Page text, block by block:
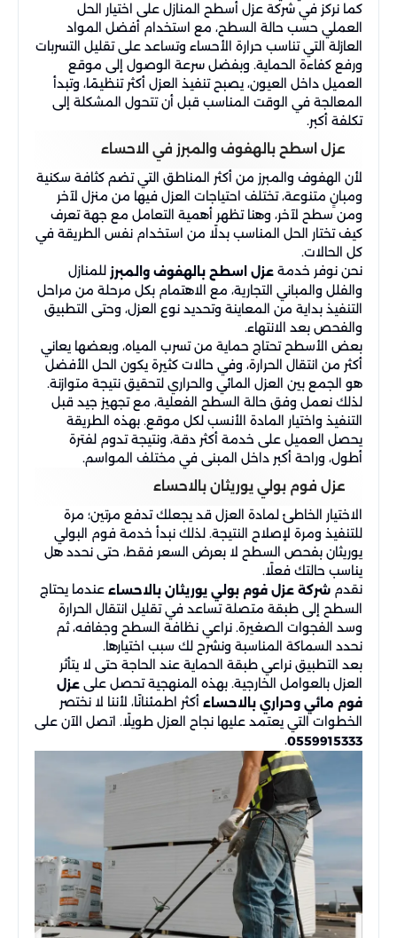
كما نركز في شركة عزل أسطح المنازل على اختيار الحل
العملي حسب حالة السطح، مع استخدام أفضل المواد
العازلة التي تناسب حرارة الأحساء وتساعد على تقليل التسربات
ورفع كفاءة الحماية. وبفضل سرعة الوصول إلى موقع
العميل داخل العيون، يصبح تنفيذ العزل أكثر تنظيمًا، وتبدأ
المعالجة في الوقت المناسب قبل أن تتحول المشكلة إلى
تكلفة أكبر.
عزل اسطح بالهفوف والمبرز في الاحساء
لأن الهفوف والمبرز من أكثر المناطق التي تضم كثافة سكنية
ومبانٍ متنوعة، تختلف احتياجات العزل فيها من منزل لآخر
ومن سطح لآخر، وهنا تظهر أهمية التعامل مع جهة تعرف
كيف تختار الحل المناسب بدلًا من استخدام نفس الطريقة في
كل الحالات.
نحن نوفر خدمة عزل اسطح بالهفوف والمبرز للمنازل
والفلل والمباني التجارية، مع الاهتمام بكل مرحلة من مراحل
التنفيذ بداية من المعاينة وتحديد نوع العزل، وحتى التطبيق
والفحص بعد الانتهاء.
بعض الأسطح تحتاج حماية من تسرب المياه، وبعضها يعاني
أكثر من انتقال الحرارة، وفي حالات كثيرة يكون الحل الأفضل
هو الجمع بين العزل المائي والحراري لتحقيق نتيجة متوازنة.
لذلك نعمل وفق حالة السطح الفعلية، مع تجهيز جيد قبل
التنفيذ واختيار المادة الأنسب لكل موقع. بهذه الطريقة
يحصل العميل على خدمة أكثر دقة، ونتيجة تدوم لفترة
أطول، وراحة أكبر داخل المبنى في مختلف المواسم.
عزل فوم بولي يوريثان بالاحساء
الاختيار الخاطئ لمادة العزل قد يجعلك تدفع مرتين؛ مرة
للتنفيذ ومرة لإصلاح النتيجة. لذلك نبدأ خدمة فوم البولي
يوريثان بفحص السطح لا بعرض السعر فقط، حتى نحدد هل
يناسب حالتك فعلًا.
نقدم شركة عزل فوم بولي يوريثان بالاحساء عندما يحتاج
السطح إلى طبقة متصلة تساعد في تقليل انتقال الحرارة
وسد الفجوات الصغيرة. نراعي نظافة السطح وجفافه، ثم
نحدد السماكة المناسبة ونشرح لك سبب اختيارها.
بعد التطبيق نراعي طبقة الحماية عند الحاجة حتى لا يتأثر
العزل بالعوامل الخارجية. بهذه المنهجية تحصل على عزل
فوم مائي وحراري بالاحساء أكثر اطمئنانًا، لأننا لا نختصر
الخطوات التي يعتمد عليها نجاح العزل طويلًا. اتصل الآن على
0559915333
.